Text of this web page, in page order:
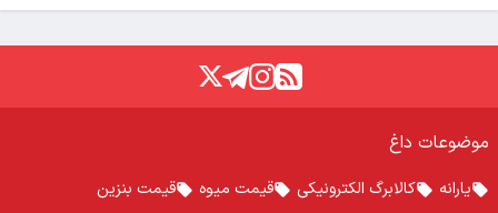
موضوعات داغ
یارانه کالابرگ الکترونیکی قیمت میوه
قیمت بنزین